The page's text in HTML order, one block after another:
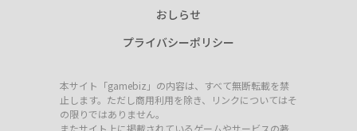
おしらせ
プライバシーポリシー
本サイト「gamebiz」の内容は、すべて無断転載を禁
止します。ただし商用利用を除き、リンクについてはそ
の限りではありません。
またサイト上に掲載されているゲームやサービスの著